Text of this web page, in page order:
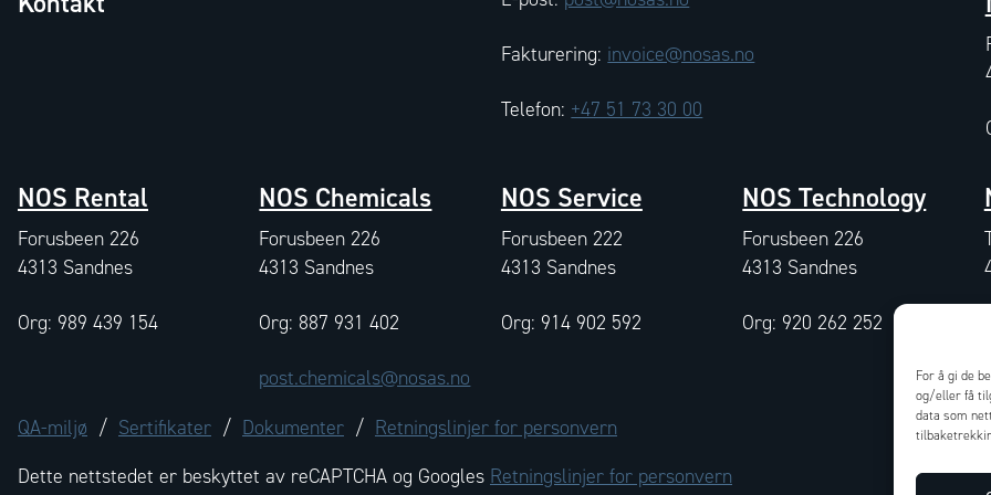
For å gi de
og/eller få
data som
Fakturering: invoice@nosas.no
Telefon: +47 51 73 30 00
NOS Rental
Forusbeen 226
4313 Sandnes
Org: 989 439 154
NOS Chemicals
Forusbeen 226
4313 Sandnes
Org: 887 931 402
post.chemicals@nosas.no
NOS Service
Forusbeen 222
4313 Sandnes
Org: 914 902 592
NOS Technology
Forusbeen 226
4313 Sandnes
Org: 920 262 252
QA-miljø / Sertifikater / Dokumenter / Retningslinjer for personvern
Dette nettstedet er beskyttet av reCAPTCHA og Googles Retningslinjer for personvern